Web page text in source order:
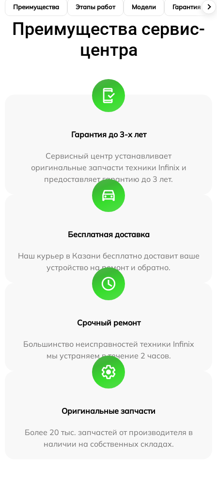
Преимущества Этапы работ Модели Гарантия
Преимущества сервис-
центра
Гарантия до 3-х лет
Сервисный центр устанавливает
оригинальные запчасти техники Infinix и
предоставляет гарантию до 3 лет.
Бесплатная доставка
Наш курьер в Казани бесплатно доставит ваше
устройство на ремонт и обратно.
Срочный ремонт
Большинство неисправностей техники Infinix
мы устраняем в течение 2 часов.
Оригинальные запчасти
Более 20 тыс. запчастей от производителя в
наличии на собственных складах.